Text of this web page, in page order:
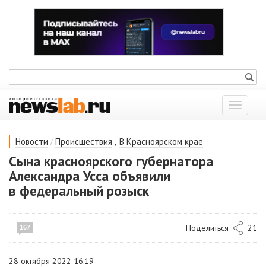
Показать
меню
Новости / Происшествия , В Красноярском крае
Сына красноярского губернатора
Александра Усса объявили
в федеральный розыск
167 Поделиться 21
28 октября 2022 16:19